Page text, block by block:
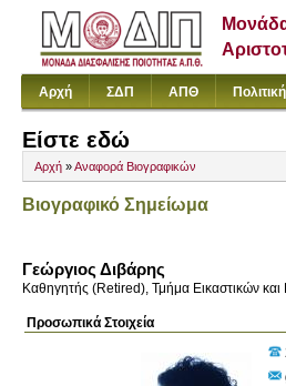
Αρχή ΣΔΠ ΑΠΘ
Είστε εδώ
Αρχή »Αναφορά Βιογραφικών
Βιογραφικό Σημείωμα
Γεώργιος Διβάρης
Καθηγητής (Retired), Τμήμα Εικαστικών
Προσωπικά Στοιχεία